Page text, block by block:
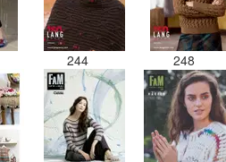
244 248